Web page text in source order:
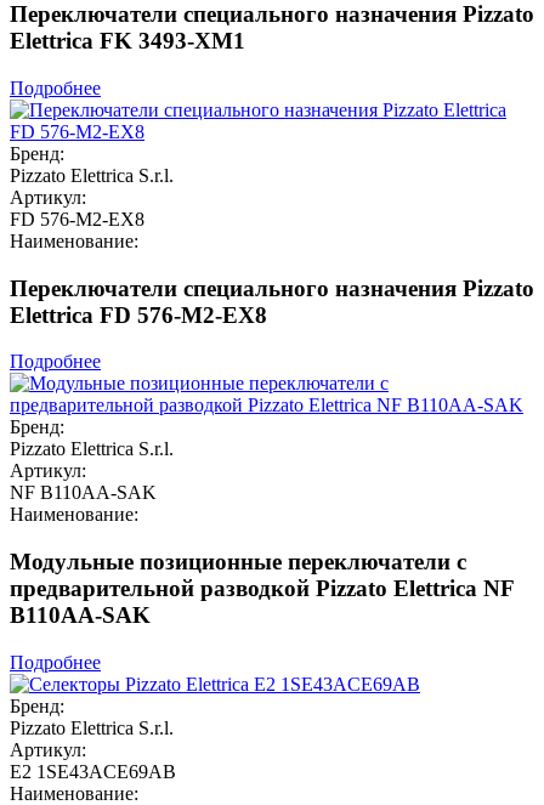
Переключатели специального назначения Pizzato
Elettrica FK 3493-XM1
Подробнее
Бренд:
Pizzato Elettrica S.r.l.
Артикул:
FD 576-M2-EX8
Наименование:
Переключатели специального назначения Pizzato
Elettrica FD 576-M2-EX8
Подробнее
Бренд:
Pizzato Elettrica S.r.l.
Артикул:
NF B110AA-SAK
Наименование:
Модульные позиционные переключатели с
предварительной разводкой Pizzato Elettrica NF
B110AA-SAK
Подробнее
Бренд:
Pizzato Elettrica S.r.l.
Артикул:
E2 1SE43ACE69AB
Наименование: